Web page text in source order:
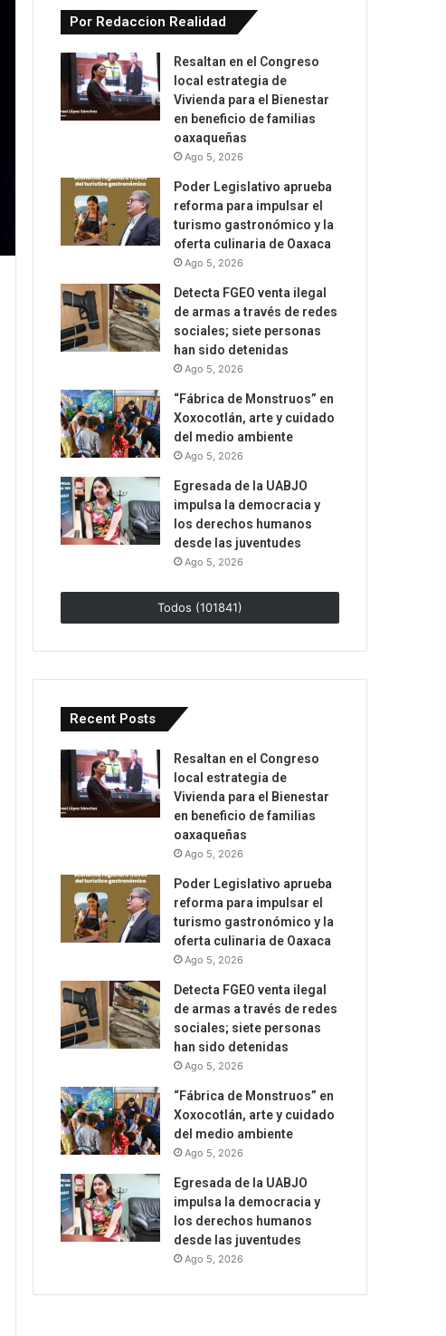
Por Redaccion Realidad
Resaltan en el Congreso
local estrategia de
Vivienda para el Bienestar
en beneficio de familias
oaxaqueñas
Ago 5, 2026
Poder Legislativo aprueba
reforma para impulsar el
turismo gastronómico y la
oferta culinaria de Oaxaca
Ago 5, 2026
Detecta FGEO venta ilegal
de armas a través de redes
sociales; siete personas
han sido detenidas
Ago 5, 2026
“Fábrica de Monstruos” en
Xoxocotlán, arte y cuidado
del medio ambiente
Ago 5, 2026
Egresada de la UABJO
impulsa la democracia y
los derechos humanos
desde las juventudes
Ago 5, 2026
Todos (101841)
Recent Posts
Resaltan en el Congreso
local estrategia de
Vivienda para el Bienestar
en beneficio de familias
oaxaqueñas
Ago 5, 2026
Poder Legislativo aprueba
reforma para impulsar el
turismo gastronómico y la
oferta culinaria de Oaxaca
Ago 5, 2026
Detecta FGEO venta ilegal
de armas a través de redes
sociales; siete personas
han sido detenidas
Ago 5, 2026
“Fábrica de Monstruos” en
Xoxocotlán, arte y cuidado
del medio ambiente
Ago 5, 2026
Egresada de la UABJO
impulsa la democracia y
los derechos humanos
desde las juventudes
Ago 5, 2026